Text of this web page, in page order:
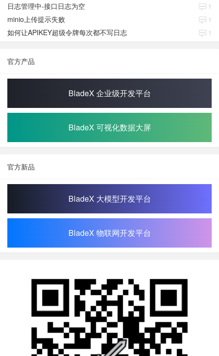
日志管理中-接口日志为空 1
minio上传提示失败 1
如何让APIKEY超级令牌每次都不写日志 1
官方产品
BladeX 企业级开发平台
BladeX 可视化数据大屏
官方新品
BladeX 大模型开发平台
BladeX 物联网开发平台